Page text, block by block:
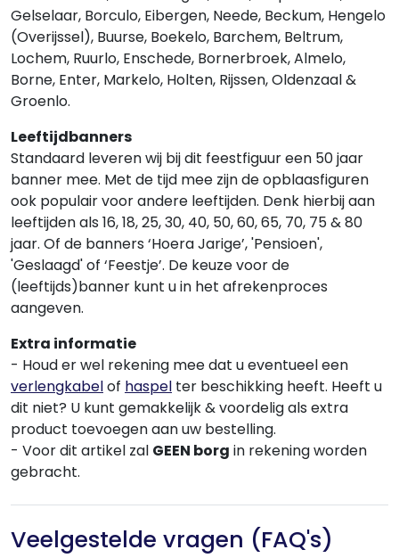
Gelselaar, Borculo, Eibergen, Neede, Beckum, Hengelo
(Overijssel), Buurse, Boekelo, Barchem, Beltrum,
Lochem, Ruurlo, Enschede, Bornerbroek, Almelo,
Borne, Enter, Markelo, Holten, Rijssen, Oldenzaal &
Groenlo.
Leeftijdbanners
Standaard leveren wij bij dit feestfiguur een 50 jaar
banner mee. Met de tijd mee zijn de opblaasfiguren
ook populair voor andere leeftijden. Denk hierbij aan
leeftijden als 16, 18, 25, 30, 40, 50, 60, 65, 70, 75 & 80
jaar. Of de banners ‘Hoera Jarige’, 'Pensioen',
'Geslaagd' of ‘Feestje’. De keuze voor de
(leeftijds)banner kunt u in het afrekenproces
aangeven.
Extra informatie
- Houd er wel rekening mee dat u eventueel een
verlengkabelof haspel ter beschikking heeft. Heeft u
dit niet? U kunt gemakkelijk & voordelig als extra
product toevoegen aan uw bestelling.
- Voor dit artikel zal GEEN borg in rekening worden
gebracht.
Veelgestelde vragen (FAQ's)